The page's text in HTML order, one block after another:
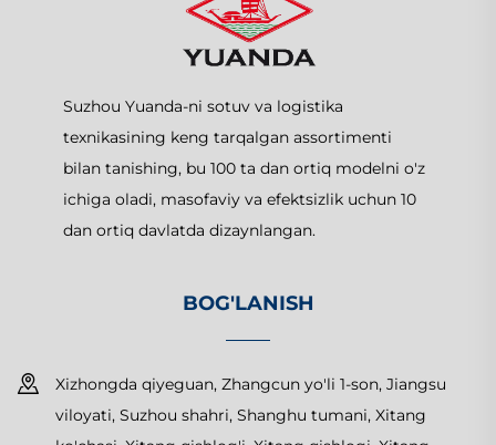
Suzhou Yuanda-ni sotuv va logistika
texnikasining keng tarqalgan assortimenti
bilan tanishing, bu 100 ta dan ortiq modelni o'z
ichiga oladi, masofaviy va efektsizlik uchun 10
dan ortiq davlatda dizaynlangan.
BOG'LANISH
Xizhongda qiyeguan, Zhangcun yo'li 1-son, Jiangsu
viloyati, Suzhou shahri, Shanghu tumani, Xitang